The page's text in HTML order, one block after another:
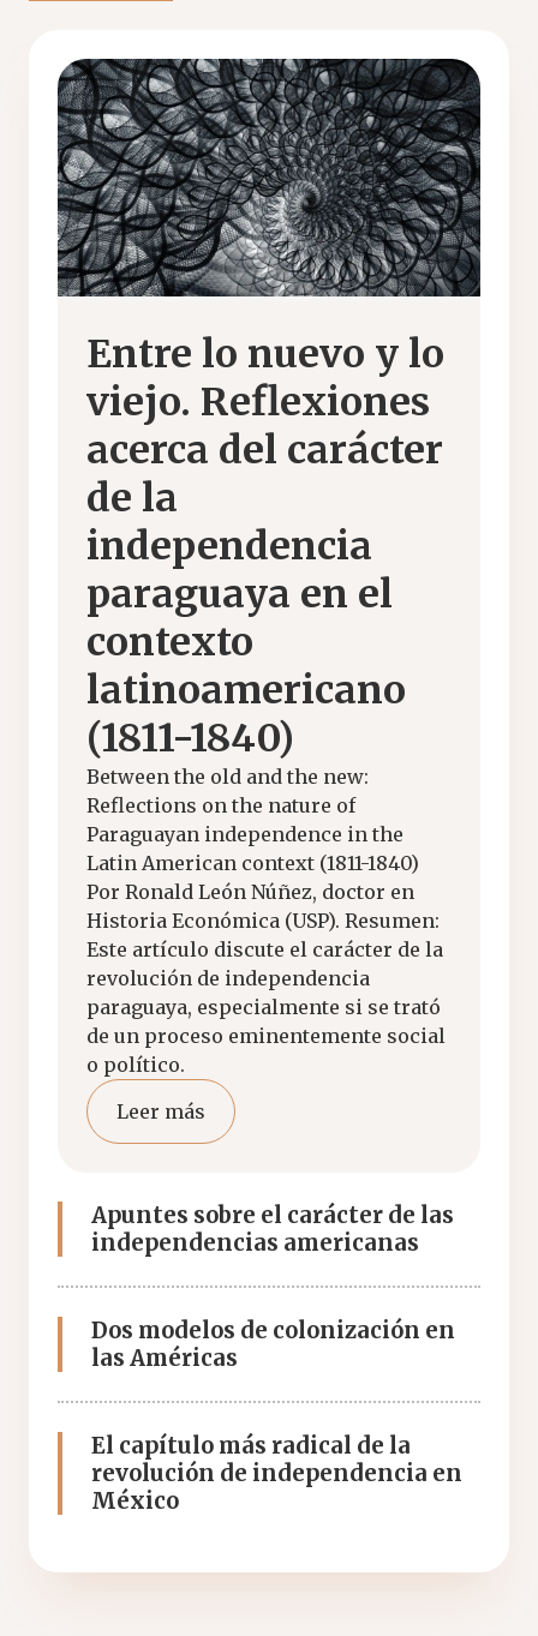
Entre lo nuevo y lo
viejo. Reflexiones
acerca del carácter
de la
independencia
paraguaya en el
contexto
latinoamericano
(1811-1840)
Between the old and the new:
Reflections on the nature of
Paraguayan independence in the
Latin American context (1811-1840)
Por Ronald León Núñez, doctor en
Historia Económica (USP). Resumen:
Este artículo discute el carácter de la
revolución de independencia
paraguaya, especialmente si se trató
de un proceso eminentemente social
o político.
Leer más
Apuntes sobre el carácter de las
independencias americanas
Dos modelos de colonización en
las Américas
El capítulo más radical de la
revolución de independencia en
México